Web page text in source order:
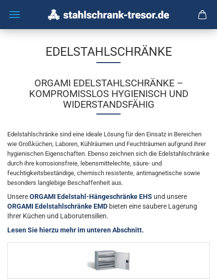
EDELSTAHLSCHRÄNKE
ORGAMI EDELSTAHLSCHRÄNKE –
KOMPROMISSLOS HYGIENISCH UND
WIDERSTANDSFÄHIG
Edelstahlschränke sind eine ideale Lösung für den Einsatz in Bereichen
wie Großküchen, Laboren, Kühlräumen und Feuchträumen aufgrund ihrer
hygienischen Eigenschaften. Ebenso zeichnen sich die Edelstahlschränke
durch ihre korrosionsfreie, lebensmittelechte, säure- und
feuchtigkeitsbeständige, chemisch resistente, antimagnetische sowie
besonders langlebige Beschaffenheit aus.
UnsereORGAMI Edelstahl-Hängeschränke EHS und unsere
ORGAMI Edelstahlschränke EMD bieten eine saubere Lagerung
Ihrer Küchen und Laborutensilien.
Lesen Sie hierzu mehr im unteren Abschnitt.